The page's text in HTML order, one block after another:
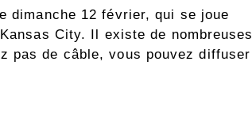
dimanche 12 février, qui se joue
City. Il existe de nombreuses
pas de câble, vous pouvez diffuser